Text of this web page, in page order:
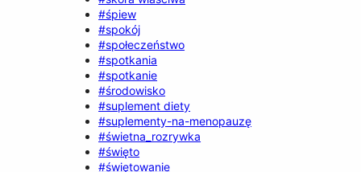
#śpiew
#spokój
#społeczeństwo
#spotkania
#spotkanie
#środowisko
#suplement diety
#suplementy-na-menopauzę
#świetna_rozrywka
#święto
#świętowanie